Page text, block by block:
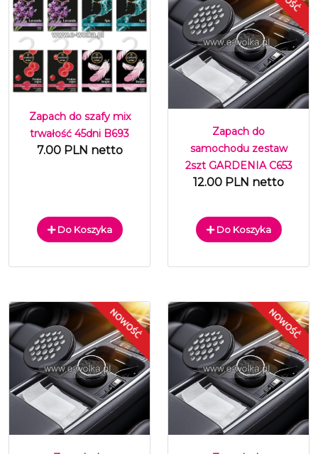
Zapach do szafy mix
trwałość 45dni B693
7.00 PLN netto
Do Koszyka
Zapach do
samochodu zestaw
2szt GARDENIA C653
12.00 PLN netto
Do Koszyka